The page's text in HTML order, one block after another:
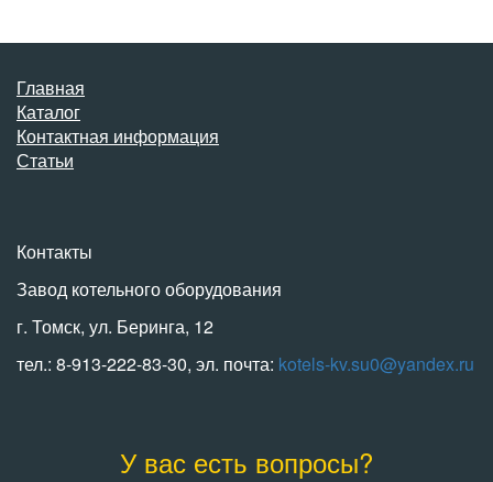
Главная
Каталог
Контактная информация
Статьи
Контакты
Завод котельного оборудования
г. Томск, ул. Беринга, 12
тел.: 8-913-222-83-30, эл. почта: kotels-kv.su0@yandex.ru
У вас есть вопросы?